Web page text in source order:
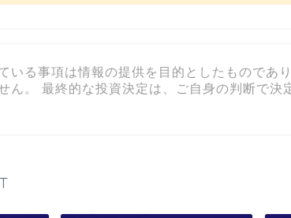
いる事項は情報の提供を目的としたものであ
ん。 最終的な投資決定は、ご自身の判断で決